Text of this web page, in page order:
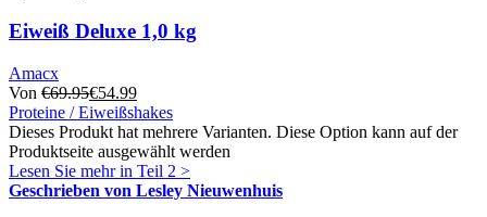
Eiweiß Deluxe 1,0 kg
Amacx
Von €69.95€54.99
Proteine / Eiweißshakes
Dieses Produkt hat mehrere Varianten. Diese Option kann auf der
Produktseite ausgewählt werden
Lesen Sie mehr in Teil 2 >
Geschrieben von Lesley Nieuwenhuis